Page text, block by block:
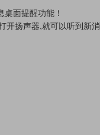
面提醒功能！
扬声器,就可以听到新消